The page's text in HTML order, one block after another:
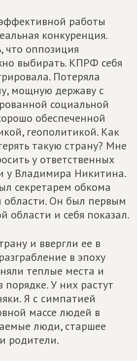
работы
конкуренция.
что оппозиция
выбирать. КПРФ себя
Потеряла
мощную державу с
социальной
обеспеченной
геополитикой. Как
такую страну? Мне
у ответственных
у Владимира Никитина.
секретарем обкома
области. Он был первым
области и себя показал.
и ввергли ее в
в эпоху
теплые места и
порядке. У них растут
Я с симпатией
массе людей в
люди, старшее
родители.